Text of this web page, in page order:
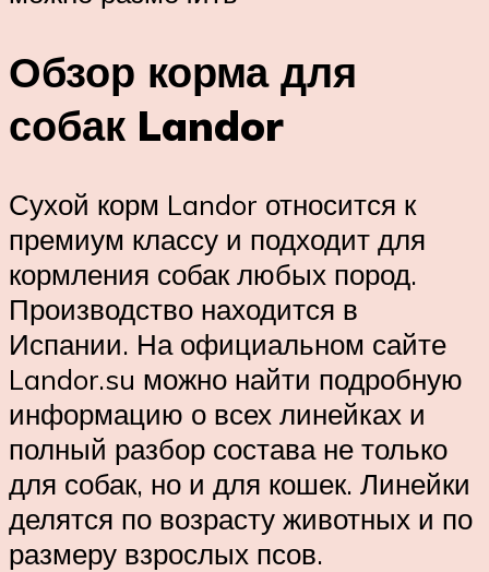
Обзор корма для
собак Landor
Сухой корм Landor относится к
премиум классу и подходит для
кормления собак любых пород.
Производство находится в
Испании. На официальном сайте
Landor.su можно найти подробную
информацию о всех линейках и
полный разбор состава не только
для собак, но и для кошек. Линейки
делятся по возрасту животных и по
размеру взрослых псов.